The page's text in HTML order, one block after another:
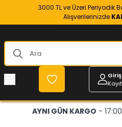
3000 TL ve Üzeri Periyodik
Alışverilerinizde
AYNI GÜN KARGO -